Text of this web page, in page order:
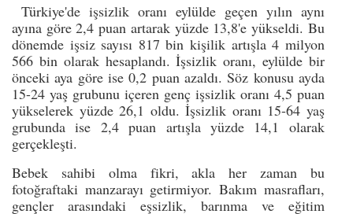
Türkiye'de işsizlik oranı eylülde geçen yılın aynı
ayına göre 2,4 puan artarak yüzde 13,8'e yükseldi. Bu
dönemde işsiz sayısı 817 bin kişilik artışla 4 milyon
566 bin olarak hesaplandı. İşsizlik oranı, eylülde bir
önceki aya göre ise 0,2 puan azaldı. Söz konusu ayda
15-24 yaş grubunu içeren genç işsizlik oranı 4,5 puan
yükselerek yüzde 26,1 oldu. İşsizlik oranı 15-64 yaş
grubunda ise 2,4 puan artışla yüzde 14,1 olarak
gerçekleşti.
Bebek sahibi olma fikri, akla her zaman bu
fotoğraftaki manzarayı getirmiyor. Bakım masrafları,
gençler arasındaki eşsizlik, barınma ve eğitim